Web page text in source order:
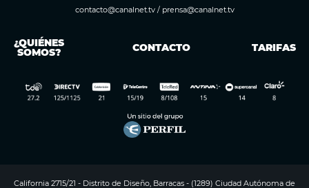
contacto@canalnet.tv/ prensa@canalnet.tv
¿QUIÉNES
SOMOS? CONTACTO TARIFAS
California 2715/21 - Distrito de Diseño, Barracas - (1289) Ciudad Autónoma de